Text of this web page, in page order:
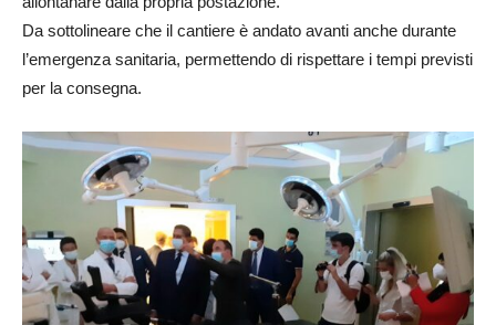
Da sottolineare che il cantiere è andato avanti anche durante
l’emergenza sanitaria, permettendo di rispettare i tempi previsti
per la consegna.